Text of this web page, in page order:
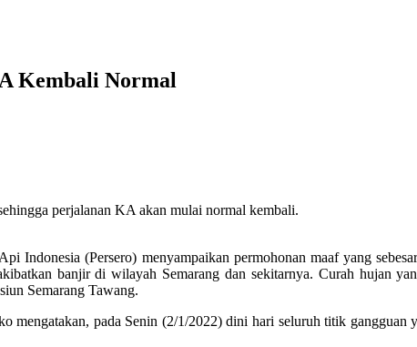
Kembali Normal
perjalanan KA akan mulai normal kembali.
Indonesia (Persero) menyampaikan permohonan maaf yang
banjir di wilayah Semarang dan sekitarnya. Curah hujan
Semarang Tawang.
pada Senin (2/1/2022) dini hari seluruh titik gangguan